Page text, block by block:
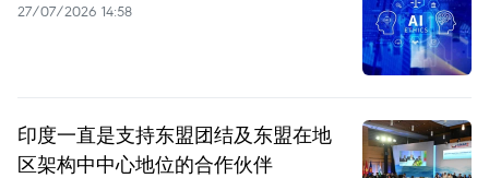
27/07/2026 14:58
印度一直是支持东盟团结及东盟在地
区架构中中心地位的合作伙伴